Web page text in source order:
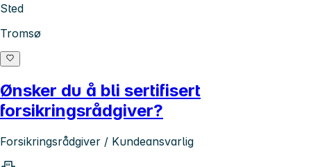
Sted
Tromsø
Ønsker du å bli sertifisert
forsikringsrådgiver?
Forsikringsrådgiver / Kundeansvarlig